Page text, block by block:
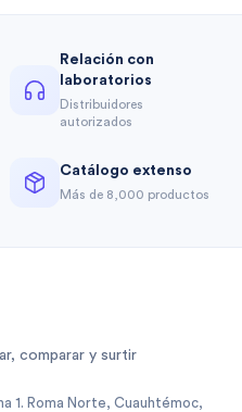
Relación con
laboratorios
Distribuidores
autorizados
Catálogo extenso
Más de 8,000 productos
comparar y surtir
1. Roma Norte, Cuauhtémoc,